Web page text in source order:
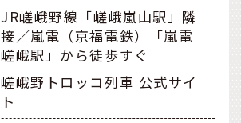
JR嵯峨野線「嵯峨嵐山駅」隣
接／嵐電（京福電鉄）「嵐電
嵯峨駅」から徒歩すぐ
嵯峨野トロッコ列車 公式サイ
ト